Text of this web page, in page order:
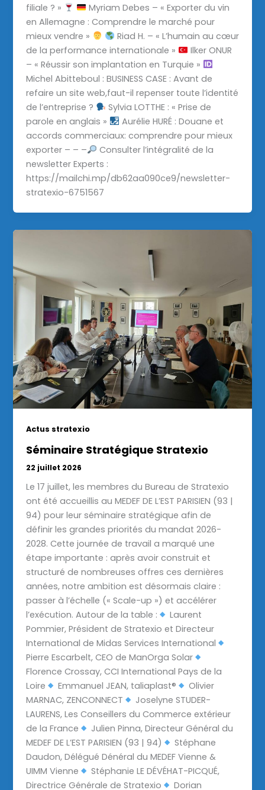
filiale ? »
Myriam Debes – « Exporter du vin
en Allemagne : Comprendre le marché pour
mieux vendre »
Riad H. – « L’humain au cœur
de la performance internationale »
Ilker ONUR
– « Réussir son implantation en Turquie »
Michel Abitteboul : BUSINESS CASE : Avant de
refaire un site web,faut-il repenser toute l’identité
de l’entreprise ?
Sylvia LOTTHE : « Prise de
parole en anglais »
Aurélie HURÉ : Douane et
accords commerciaux: comprendre pour mieux
exporter – – –
Consulter l’intégralité de la
newsletter Experts :
https://mailchi.mp/db62aa090ce9/newsletter-
stratexio-6751567
Actus stratexio
Séminaire Stratégique Stratexio
22 juillet 2026
Le 17 juillet, les membres du Bureau de Stratexio
ont été accueillis au MEDEF DE L’EST PARISIEN (93 |
94) pour leur séminaire stratégique afin de
définir les grandes priorités du mandat 2026-
2028. Cette journée de travail a marqué une
étape importante : après avoir construit et
structuré de nombreuses offres ces dernières
années, notre ambition est désormais claire :
passer à l’échelle (« Scale-up ») et accélérer
l’exécution. Autour de la table :
Laurent
Pommier, Président de Stratexio et Directeur
International de Midas Services International
Pierre Escarbelt, CEO de ManOrga Solar
Florence Crossay, CCI International Pays de la
Loire
Emmanuel JEAN, taliaplast®
Olivier
MARNAC, ZENCONNECT
Joselyne STUDER-
LAURENS, Les Conseillers du Commerce extérieur
de la France
Julien Pinna, Directeur Général du
MEDEF DE L’EST PARISIEN (93 | 94)
Stéphane
Daudon, Délégué Dénéral du MEDEF Vienne &
UIMM Vienne
Stéphanie LE DÉVÉHAT-PICQUÉ,
Directrice Générale de Stratexio
Dorian